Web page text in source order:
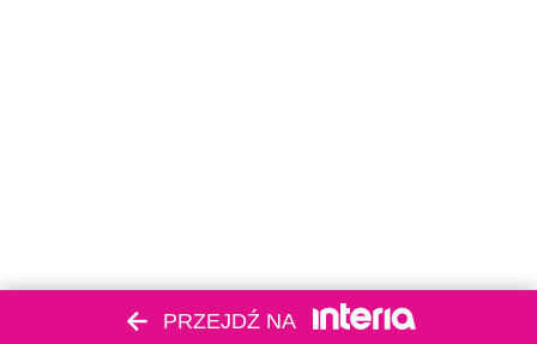
PRZEJDŹ NA